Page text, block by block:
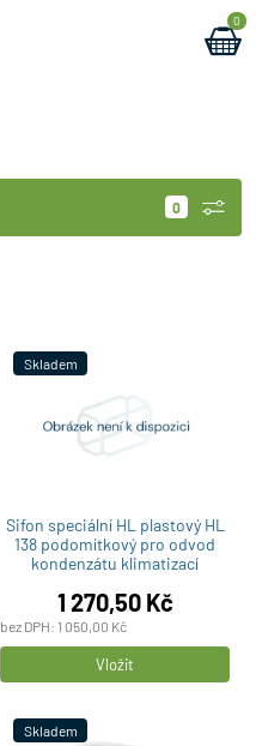
Skladem
Sifon speciální HL plastový HL
138 podomítkový pro odvod
kondenzátu klimatizací
1 270,50 Kč
bez DPH: 1 050,00 Kč
Počet
produktů
Vložit
Skladem
0